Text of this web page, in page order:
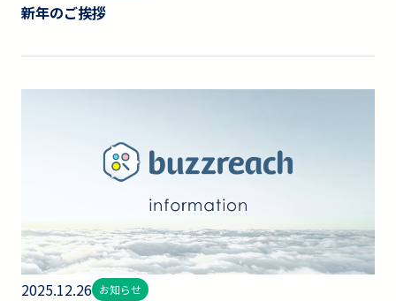
新年のご挨拶
2025.12.26 お知らせ